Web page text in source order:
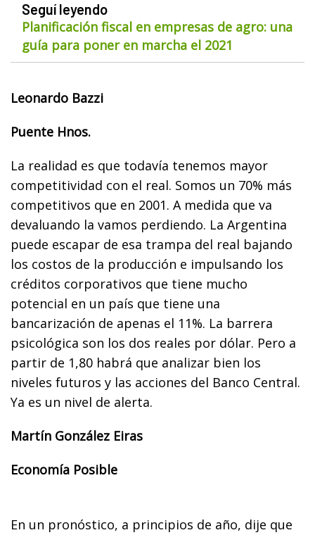
Seguí leyendo
Planificación fiscal en empresas de agro: una
guía para poner en marcha el 2021
Leonardo Bazzi
Puente Hnos.
La realidad es que todavía tenemos mayor
competitividad con el real. Somos un 70% más
competitivos que en 2001. A medida que va
devaluando la vamos perdiendo. La Argentina
puede escapar de esa trampa del real bajando
los costos de la producción e impulsando los
créditos corporativos que tiene mucho
potencial en un país que tiene una
bancarización de apenas el 11%. La barrera
psicológica son los dos reales por dólar. Pero a
partir de 1,80 habrá que analizar bien los
niveles futuros y las acciones del Banco Central.
Ya es un nivel de alerta.
Martín González Eiras
Economía Posible
En un pronóstico, a principios de año, dije que